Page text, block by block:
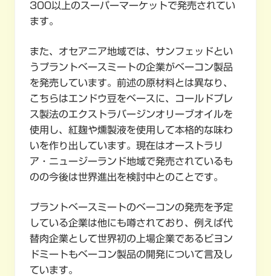
300以上のスーパーマーケットで発売されてい
ます。
また、オセアニア地域では、サンフェッドとい
うプラントベースミートの企業がベーコン製品
を発売しています。前述の原材料とは異なり、
こちらはエンドウ豆をベースに、コールドプレ
ス製法のエクストラバージンオリーブオイルを
使用し、紅麹や燻製液を使用して本格的な味わ
いを作り出しています。現在はオーストラリ
ア・ニュージーランド地域で発売されているも
のの今後は世界進出を検討中とのことです。
プラントベースミートのベーコンの発売を予定
している企業は他にも噂されており、例えば代
替肉企業として世界初の上場企業であるビヨン
ドミートもベーコン製品の開発について言及し
ています。